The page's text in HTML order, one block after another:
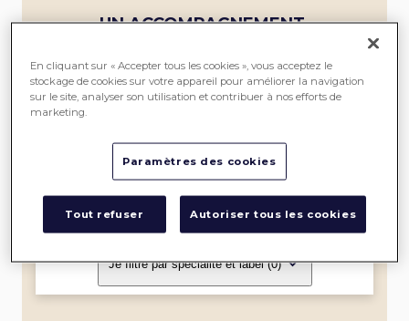
UN ACCOMPAGNEMENT
SEREIN
ME
Dans un rayon de
Je filtre par spécialité et label(0)
En cliquant sur « Accepter tous les cookies », vous acceptez le
stockage de cookies sur votre appareil pour améliorer la navigation
sur le site, analyser son utilisation et contribuer à nos efforts de
marketing.
Paramètres des cookies
Tout refuser Autoriser tous les cookies